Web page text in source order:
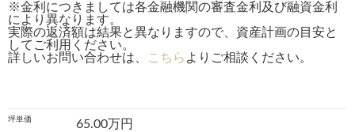
※金利につきましては各金融機関の審査金利及び融資金利
により異なります。
実際の返済額は結果と異なりますので、資産計画の目安と
してご利用ください。
詳しいお問い合わせは、
こちら よりご相談ください。
坪単価 65.00万円